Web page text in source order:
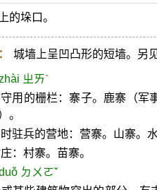
的垛口。
城墙上呈凹凸形的短墙。另
ㄓㄞˋ
用的栅栏：寨子。鹿寨（军
。
驻兵的营地：营寨。山寨。
：村寨。苗寨。
ㄉㄨㄛˇ